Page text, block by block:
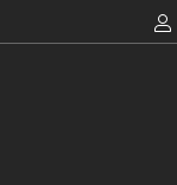
ACTUALITÉS